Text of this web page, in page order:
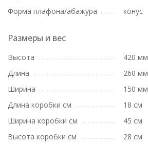
Форма плафона/абажура
конус
Размеры и вес
Высота
420 мм
Длина
260 мм
Ширина
150 мм
Длина коробки см
18 см
Ширина коробки см
45 см
Высота коробки см
28 см